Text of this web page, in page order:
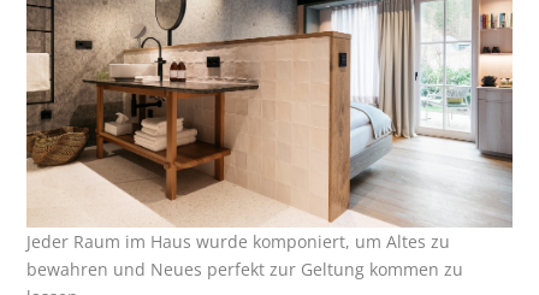
Jeder Raum im Haus wurde komponiert, um Altes zu
bewahren und Neues perfekt zur Geltung kommen zu